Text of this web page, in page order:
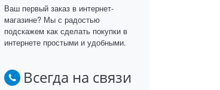
Ваш первый заказ в интернет-
магазине? Мы с радостью
подскажем как сделать покупки в
интернете простыми и удобными.
Всегда на связи